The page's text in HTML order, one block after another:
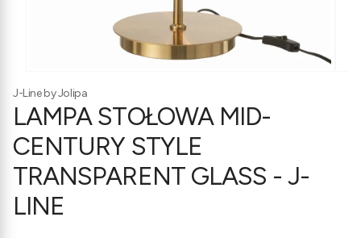
J-Line by Jolipa
LAMPA STOŁOWA MID-
CENTURY STYLE
TRANSPARENT GLASS - J-
LINE